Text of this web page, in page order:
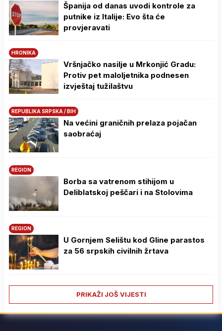
Španija od danas uvodi kontrole za
putnike iz Italije: Evo šta će
provjeravati
HRONIKA
Vršnjačko nasilje u Mrkonjić Gradu:
Protiv pet maloljetnika podnesen
izvještaj tužilaštvu
REPUBLIKA SRPSKA / BIH
Na većini graničnih prelaza pojačan
saobraćaj
REGION
Borba sa vatrenom stihijom u
Deliblatskoj peščari i na Stolovima
REGION
U Gornjem Selištu kod Gline parastos
za 56 srpskih civilnih žrtava
PRIKAŽI JOŠ VIJESTI